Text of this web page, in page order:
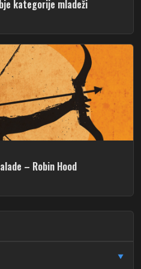
kategorije mladeži
– Robin Hood
▼